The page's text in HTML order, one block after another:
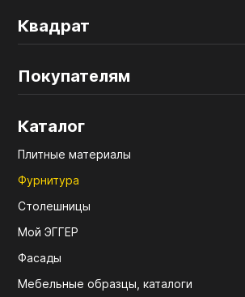
Квадрат
Покупателям
Каталог
Плитные материалы
Фурнитура
Столешницы
Мой ЭГГЕР
Фасады
Мебельные образцы, каталоги